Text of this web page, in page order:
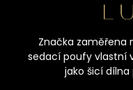
Značka zaměřena
sedací poufy vlastní
jako šicí dílna